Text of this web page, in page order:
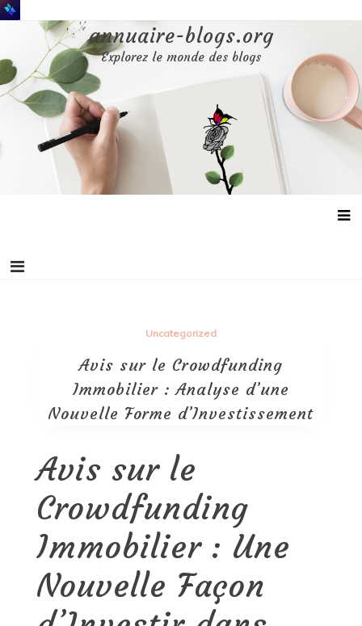
Aller
au
annuaire-blogs.org
Explorez le monde des blogs
Uncategorized
Avis sur le Crowdfunding
Immobilier : Analyse d’une
Nouvelle Forme d’Investissement
Avis sur le
Crowdfunding
Immobilier : Une
Nouvelle Façon